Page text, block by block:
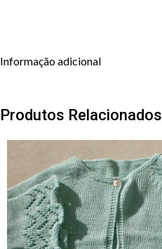
Informação adicional
Produtos Relacionados